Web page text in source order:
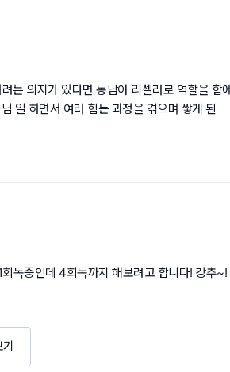
는 의지가 있다면 동남아 리셀러로 역할을 함에
일 하면서 여러 힘든 과정을 겪으며 쌓게 된
독중인데 4회독까지 해보려고 합니다! 강추~!